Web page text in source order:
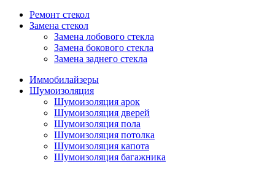
Ремонт стекол
Замена стекол
Замена лобового стекла
Замена бокового стекла
Замена заднего стекла
Иммобилайзеры
Шумоизоляция
Шумоизоляция арок
Шумоизоляция дверей
Шумоизоляция пола
Шумоизоляция потолка
Шумоизоляция капота
Шумоизоляция багажника